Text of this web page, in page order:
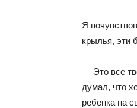
Я
крылья, эти
— Это все
думал, что
ребенка на